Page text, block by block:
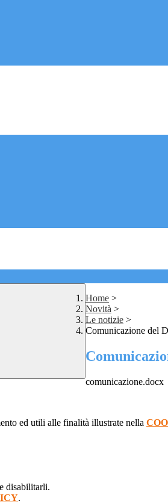
Home >
Novità >
Le notizie >
Comunicazione del
comunicazione.docx
ed utili alle finalità illustrate nella
disabilitarli.
.